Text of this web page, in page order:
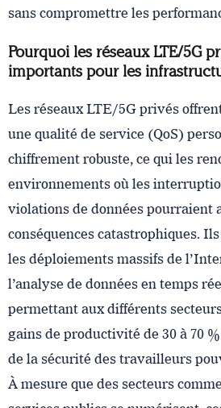
sans compromettre les
Pourquoi les réseaux LTE/5G
importants pour les
Les réseaux LTE/5G privés
une qualité de service (QoS)
chiffrement robuste, ce qui les
environnements où les
violations de données pourraient
conséquences catastrophiques.
les déploiements massifs de
l’analyse de données en temps
permettant aux différents
gains de productivité de 30 à 70
de la sécurité des travailleurs
À mesure que des secteurs